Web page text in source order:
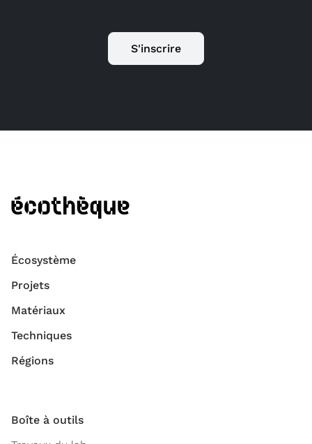
S'inscrire
Écosystème
Projets
Matériaux
Techniques
Régions
Boîte à outils